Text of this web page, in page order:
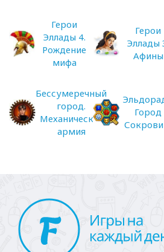
Герои
Эллады 4.
Рождение
мифа
Герои
Эллады
Афины
Бессумеречный
город.
Механическая
армия
Город